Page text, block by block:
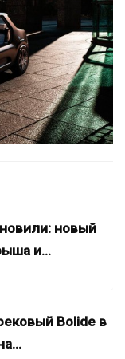
новый
и…
Bolide в